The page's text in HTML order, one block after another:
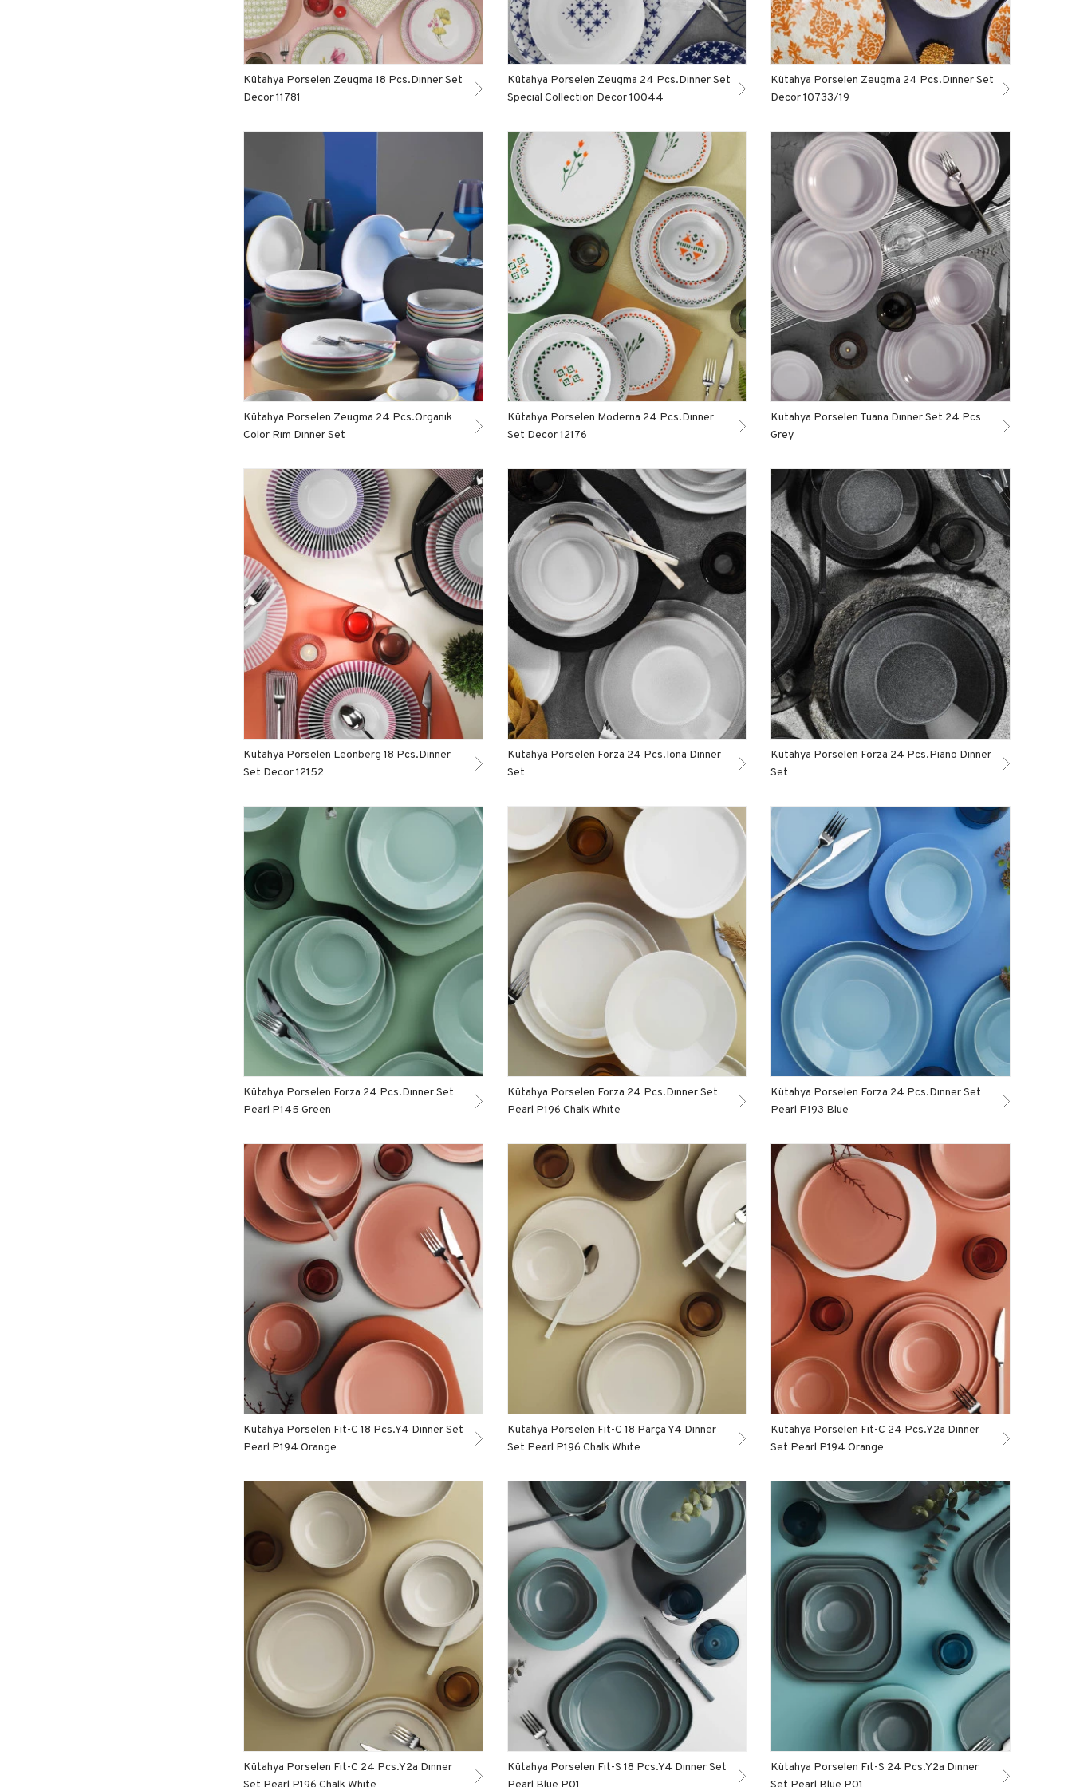
Kütahya Porselen Zeugma 18 Pcs.Dınner Set
Decor 11781
Kütahya Porselen Zeugma 24 Pcs.Dınner Set
Specıal Collectıon Decor 10044
Kütahya Porselen Zeugma 24 Pcs.Dınner Set
Decor 10733/19
Kütahya Porselen Zeugma 24 Pcs.Organık
Color Rım Dınner Set
Kütahya Porselen Moderna 24 Pcs.Dınner
Set Decor 12176
Kutahya Porselen Tuana Dınner Set 24 Pcs
Grey
Kütahya Porselen Leonberg 18 Pcs.Dınner
Set Decor 12152
Kütahya Porselen Forza 24 Pcs.Iona Dınner
Set
Kütahya Porselen Forza 24 Pcs.Pıano Dınner
Set
Kütahya Porselen Forza 24 Pcs.Dınner Set
Pearl P145 Green
Kütahya Porselen Forza 24 Pcs.Dınner Set
Pearl P196 Chalk Whıte
Kütahya Porselen Forza 24 Pcs.Dınner Set
Pearl P193 Blue
Kütahya Porselen Fıt-C 18 Pcs.Y4 Dınner Set
Pearl P194 Orange
Kütahya Porselen Fıt-C 18 Parça Y4 Dınner
Set Pearl P196 Chalk Whıte
Kütahya Porselen Fıt-C 24 Pcs.Y2a Dınner
Set Pearl P194 Orange
Kütahya Porselen Fıt-C 24 Pcs.Y2a Dınner
Set Pearl P196 Chalk Whıte
Kütahya Porselen Fıt-S 18 Pcs.Y4 Dınner Set
Pearl Blue P01
Kütahya Porselen Fıt-S 24 Pcs.Y2a Dınner
Set Pearl Blue P01